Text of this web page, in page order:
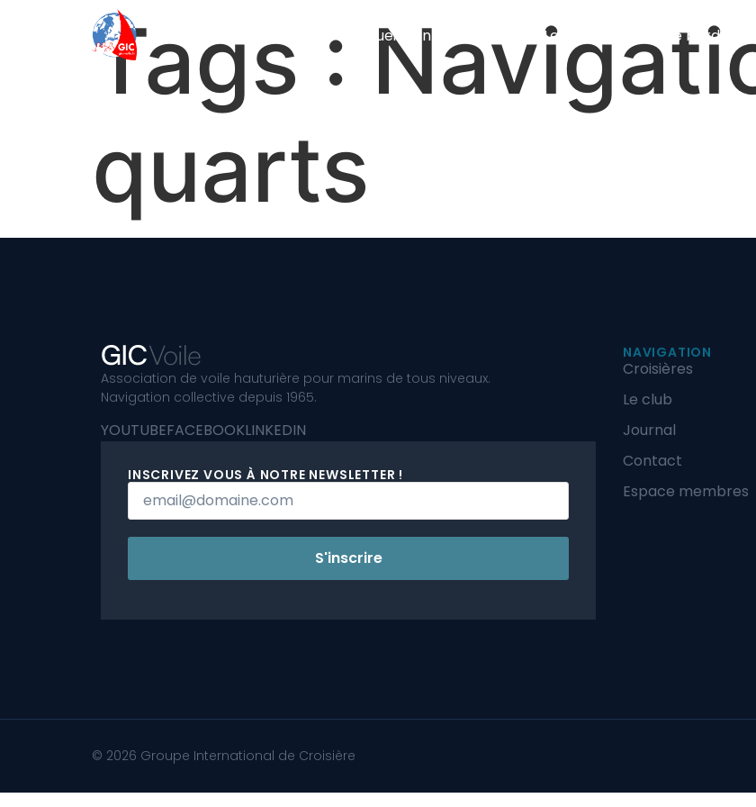
Accueil En mer Le club Journal de bord
Tags :
quarts
Association de voile hauturière pour marins de tous niveaux.
Navigation collective depuis 1965.
YOUTUBEFACEBOOKLINKEDIN
INSCRIVEZ VOUS À NOTRE NEWSLETTER !
S'inscrire
NAVIGATION
Croisières
Le club
Journal
Contact
Espace membres
© 2026 Groupe International de Croisière